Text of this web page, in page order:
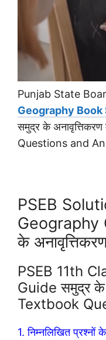
Punjab State
Geography
समुद्र के
Questions and
PSEB
Geography
के
PSEB 11th
Guide समुद्र के
Textbook
1. निम्नलिखित प्रश्नों